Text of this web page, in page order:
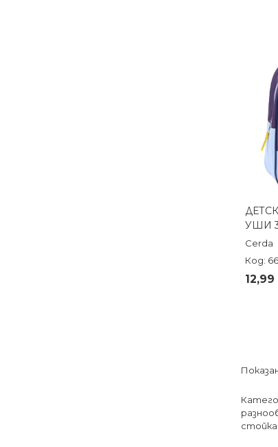
УШИ
Cerda
Код: